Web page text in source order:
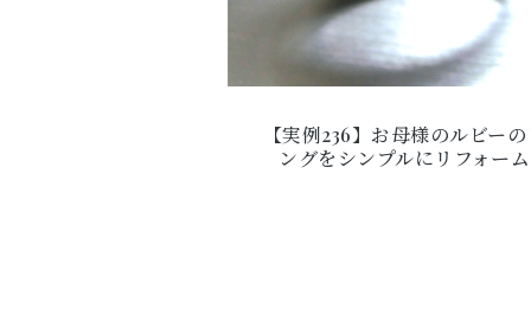
【実例236】お母様のルビー
ングをシンプルにリフォーム